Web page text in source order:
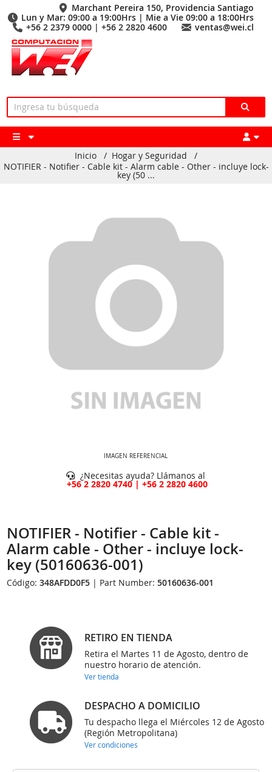
Marchant Pereira 150, Providencia Santiago
Lun y Mar: 09:00 a 19:00Hrs | Mie a Vie 09:00 a 18:00Hrs
+56 2 2379 0000 | +56 2 2820 4600
ventas@wei.cl
Inicio / Hogar y Seguridad
/
NOTIFIER - Notifier - Cable kit - Alarm cable - Other - incluye lock-
key (50 ...
IMAGEN REFERENCIAL
¿Necesitas ayuda? Llámanos al
+56 2 2820 4740 | +56 2 2820 4600
NOTIFIER - Notifier - Cable kit -
Alarm cable - Other - incluye lock-
key (50160636-001)
Código:348AFDD0F5 | Part Number:50160636-001
RETIRO EN TIENDA
Retira el Martes 11 de Agosto, dentro de
nuestro horario de atención.
Ver tienda
DESPACHO A DOMICILIO
Tu despacho llega el Miércoles 12 de Agosto
(Región Metropolitana)
Ver condiciones